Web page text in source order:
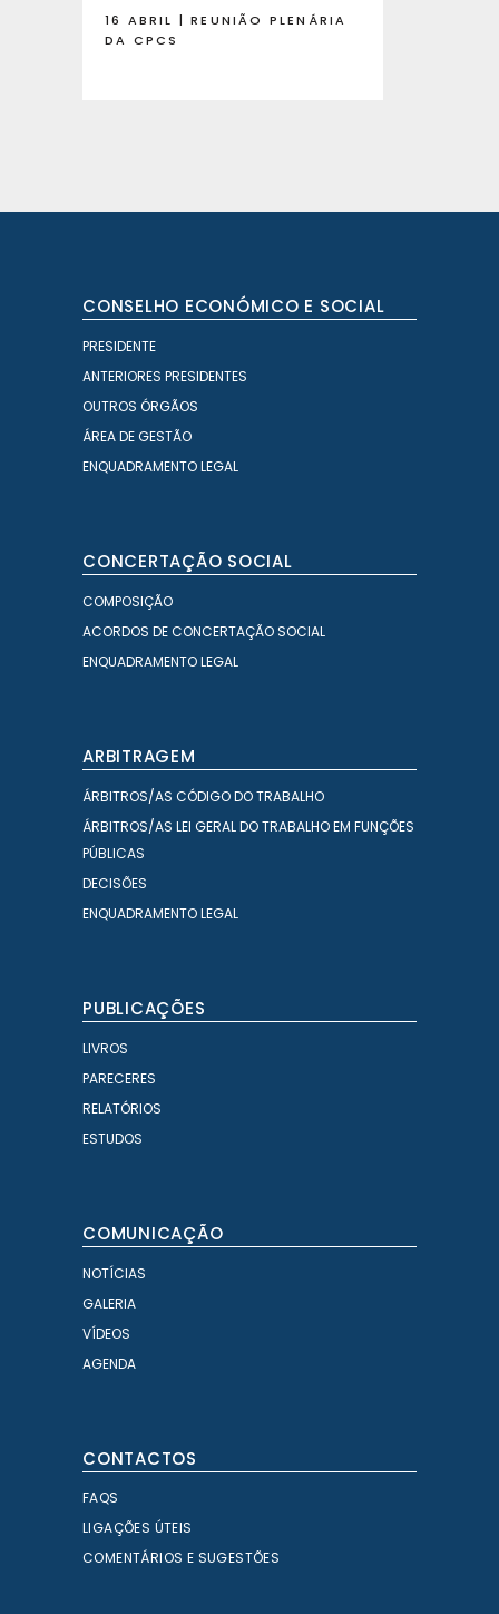
16 ABRIL | REUNIÃO PLENÁRIA
DA CPCS
CONSELHO ECONÓMICO E SOCIAL
PRESIDENTE
ANTERIORES PRESIDENTES
OUTROS ÓRGÃOS
ÁREA DE GESTÃO
ENQUADRAMENTO LEGAL
CONCERTAÇÃO SOCIAL
COMPOSIÇÃO
ACORDOS DE CONCERTAÇÃO SOCIAL
ENQUADRAMENTO LEGAL
ARBITRAGEM
ÁRBITROS/AS CÓDIGO DO TRABALHO
ÁRBITROS/AS LEI GERAL DO TRABALHO EM FUNÇÕES
PÚBLICAS
DECISÕES
ENQUADRAMENTO LEGAL
PUBLICAÇÕES
LIVROS
PARECERES
RELATÓRIOS
ESTUDOS
COMUNICAÇÃO
NOTÍCIAS
GALERIA
VÍDEOS
AGENDA
CONTACTOS
FAQS
LIGAÇÕES ÚTEIS
COMENTÁRIOS E SUGESTÕES